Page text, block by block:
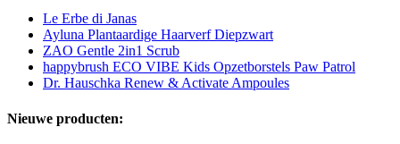
Le Erbe di Janas
Ayluna Plantaardige Haarverf Diepzwart
ZAO Gentle 2in1 Scrub
happybrush ECO VIBE Kids Opzetborstels Paw Patrol
Dr. Hauschka Renew & Activate Ampoules
Nieuwe producten: